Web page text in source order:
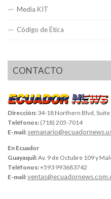
Media KIT
Código de Ética
CONTACTO
Dirección: 34-18 Northern Blvd,
Teléfonos: (718) 205-7014
E-mail:
En Ecuador
Guayaquil:Av. 9 de Octubre 109 y
Teléfonos:+593 993683742
E-mail: